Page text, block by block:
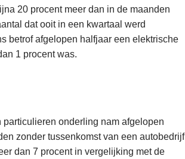
20 procent meer dan in de maanden
dat ooit in een kwartaal werd
betrof afgelopen halfjaar een elektrische
1 procent was.
particulieren onderling nam afgelopen
zonder tussenkomst van een autobedrijf
dan 7 procent in vergelijking met de